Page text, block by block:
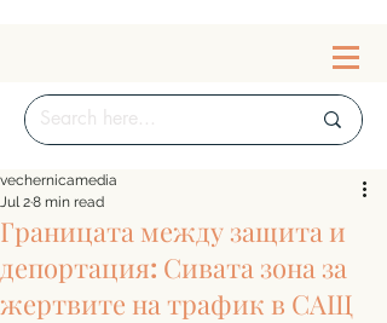
Границата между защита и
депортация: Сивата зона за
жертвите на трафик в САЩ
vechernicamedia
Jul 28 min read